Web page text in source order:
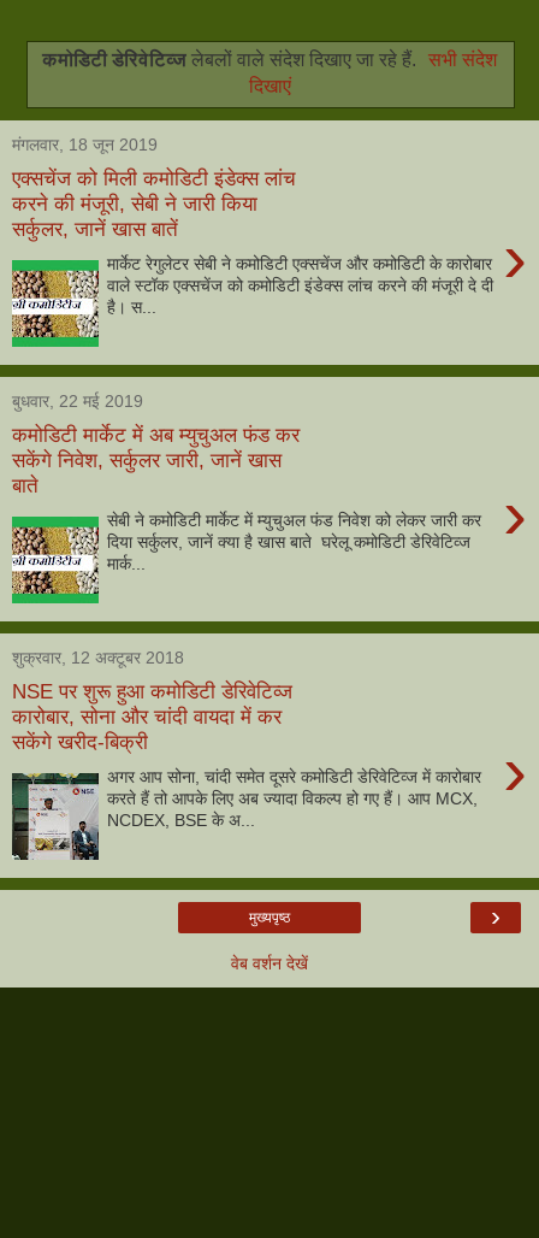
कमोडिटी डेरिवेटिव्जलेबलों वाले संदेश दिखाए जा रहे हैं.
सभी संदेश
दिखाएं
मंगलवार, 18 जून 2019
एक्सचेंज को मिली कमोडिटी इंडेक्स लांच
करने की मंजूरी, सेबी ने जारी किया
सर्कुलर, जानें खास बातें
›
मार्केट रेगुलेटर सेबी ने कमोडिटी एक्सचेंज और कमोडिटी के कारोबार
वाले स्टॉक एक्सचेंज को कमोडिटी इंडेक्स लांच करने की मंजूरी दे दी
है। स...
बुधवार, 22 मई 2019
कमोडिटी मार्केट में अब म्युचुअल फंड कर
सकेंगे निवेश, सर्कुलर जारी, जानें खास
बाते
›
सेबी ने कमोडिटी मार्केट में म्युचुअल फंड निवेश को लेकर जारी कर
दिया सर्कुलर, जानें क्या है खास बाते घरेलू कमोडिटी डेरिवेटिव्ज
मार्क...
शुक्रवार, 12 अक्टूबर 2018
NSE पर शुरू हुआ कमोडिटी डेरिवेटिव्ज
कारोबार, सोना और चांदी वायदा में कर
सकेंगे खरीद-बिक्री
›
अगर आप सोना, चांदी समेत दूसरे कमोडिटी डेरिवेटिव्ज में कारोबार
करते हैं तो आपके लिए अब ज्यादा विकल्प हो गए हैं। आप MCX,
NCDEX, BSE के अ...
›
मुख्यपृष्ठ
वेब वर्शन देखें